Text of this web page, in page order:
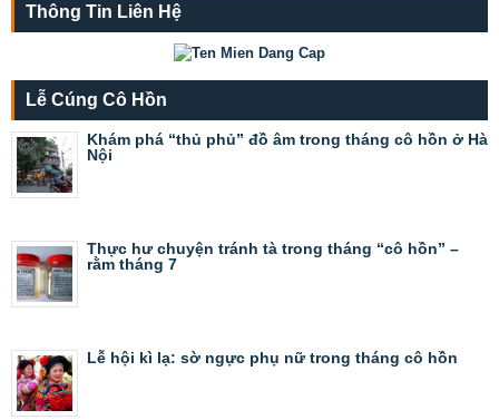
Thông Tin Liên Hệ
Lễ Cúng Cô Hồn
Khám phá “thủ phủ” đồ âm trong tháng cô hồn ở Hà
Nội
Thực hư chuyện tránh tà trong tháng “cô hồn” –
rằm tháng 7
Lễ hội kì lạ: sờ ngực phụ nữ trong tháng cô hồn